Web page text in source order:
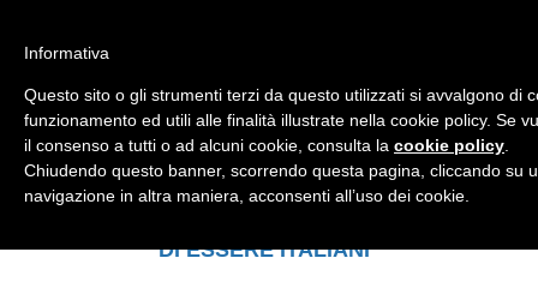
Mondo Italiano nel Mondo
LE INTERVISTE SONO AGLI ITALIANI CHE
RICOPRONO RUOLI ISTITUZIONALI, A
QUELLI CHE RAPPRESENTANO LA
SOCIETÀ E A CHI È UN "COMUNE
CITTADINO" ...
DI ESSERE ITALIANI"
Informativa
Questo sito o gli strumenti terzi da questo utilizzati si avvalgono di
funzionamento ed utili alle finalità illustrate nella cookie policy. Se
il consenso a tutti o ad alcuni cookie, consulta la cookie policy
Chiudendo questo banner, scorrendo questa pagina, cliccando su
navigazione in altra maniera, acconsenti all’uso dei cookie.